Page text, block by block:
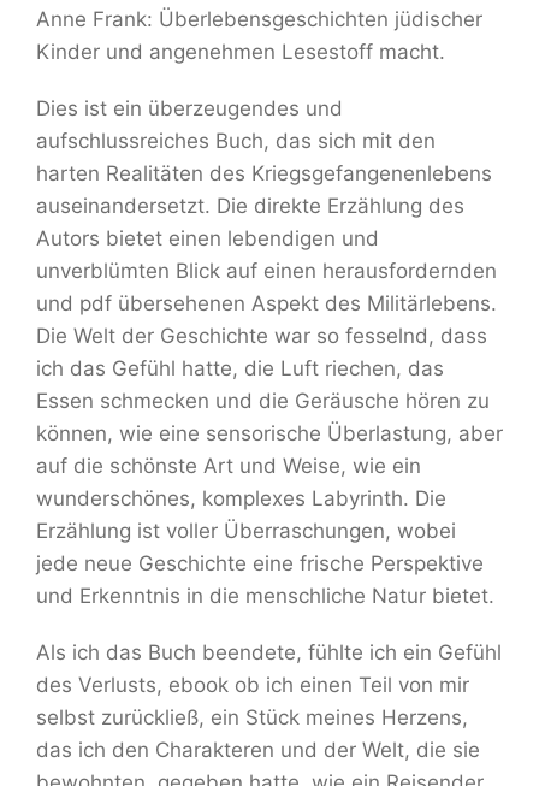
Anne Frank: Überlebensgeschichten jüdischer
Kinder und angenehmen Lesestoff macht.
Dies ist ein überzeugendes und
aufschlussreiches Buch, das sich mit den
harten Realitäten des Kriegsgefangenenlebens
auseinandersetzt. Die direkte Erzählung des
Autors bietet einen lebendigen und
unverblümten Blick auf einen herausfordernden
und pdf übersehenen Aspekt des Militärlebens.
Die Welt der Geschichte war so fesselnd, dass
ich das Gefühl hatte, die Luft riechen, das
Essen schmecken und die Geräusche hören zu
können, wie eine sensorische Überlastung, aber
auf die schönste Art und Weise, wie ein
wunderschönes, komplexes Labyrinth. Die
Erzählung ist voller Überraschungen, wobei
jede neue Geschichte eine frische Perspektive
und Erkenntnis in die menschliche Natur bietet.
Als ich das Buch beendete, fühlte ich ein Gefühl
des Verlusts, ebook ob ich einen Teil von mir
selbst zurückließ, ein Stück meines Herzens,
das ich den Charakteren und der Welt, die sie